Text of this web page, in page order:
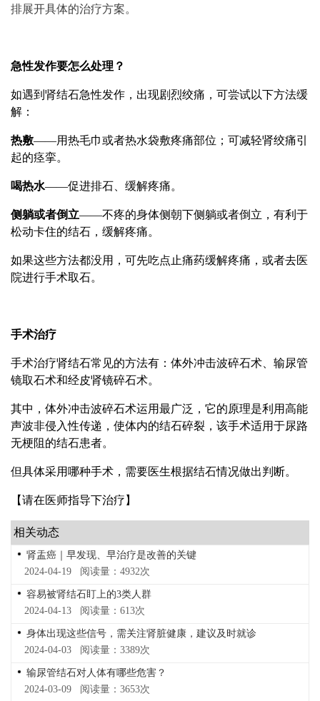
排展开具体的治疗方案。
急性发作要怎么处理？
如遇到肾结石急性发作，出现剧烈绞痛，可尝试以下方法缓
解：
热敷——用热毛巾或者热水袋敷疼痛部位；可减轻肾绞痛引
起的痉挛。
喝热水——促进排石、缓解疼痛。
侧躺或者倒立——不疼的身体侧朝下侧躺或者倒立，有利于
松动卡住的结石，缓解疼痛。
如果这些方法都没用，可先吃点止痛药缓解疼痛，或者去医
院进行手术取石。
手术治疗
手术治疗肾结石常见的方法有：体外冲击波碎石术、输尿管
镜取石术和经皮肾镜碎石术。
其中，体外冲击波碎石术运用最广泛，它的原理是利用高能
声波非侵入性传递，使体内的结石碎裂，该手术适用于尿路
无梗阻的结石患者。
但具体采用哪种手术，需要医生根据结石情况做出判断。
【请在医师指导下治疗】
相关动态
肾盂癌｜早发现、早治疗是改善的关键
2024-04-19 阅读量：4932次
容易被肾结石盯上的3类人群
2024-04-13 阅读量：613次
身体出现这些信号，需关注肾脏健康，建议及时就诊
2024-04-03 阅读量：3389次
输尿管结石对人体有哪些危害？
2024-03-09 阅读量：3653次